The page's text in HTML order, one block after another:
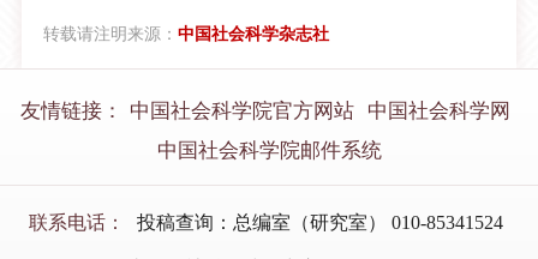
转载请注明来源： 中国社会科学杂志社
友情链接： 中国社会科学院官方网站
中国社会科学网
中国社会科学院邮件系统
联系电话： 投稿查询：总编室（研究室） 010-85341524